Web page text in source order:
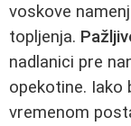
voskove
topljenja.
nadlanici pre
opekotine. Iako
vremenom